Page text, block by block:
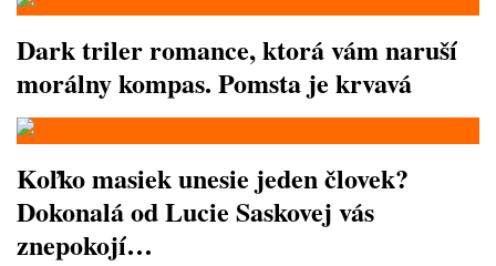
Dark triler romance, ktorá vám naruší
morálny kompas. Pomsta je krvavá
Koľko masiek unesie jeden človek?
Dokonalá od Lucie Saskovej vás
znepokojí…